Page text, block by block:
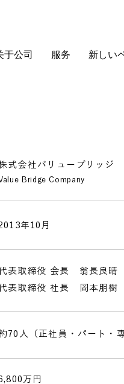
于公司 服务 新しい
式会社バリューブリッジ
Bridge Company
年10月
表取締役 会長 翁長良晴
表取締役 社長 岡本朋樹
70人（正社員・パート・
万円